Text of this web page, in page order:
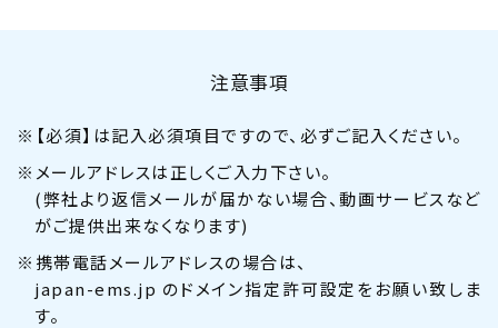
注意事項
※【必須】は記入必須項目ですので、必ずご記入ください。
※メールアドレスは正しくご入力下さい。
(弊社より返信メールが届かない場合、動画サービスなど
がご提供出来なくなります)
※携帯電話メールアドレスの場合は、
japan-ems.jp のドメイン指定許可設定をお願い致しま
す。